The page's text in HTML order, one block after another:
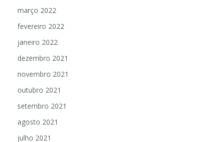
março 2022
fevereiro 2022
janeiro 2022
dezembro 2021
novembro 2021
outubro 2021
setembro 2021
agosto 2021
julho 2021